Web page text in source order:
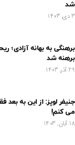
شد
3 دی, 1403
برهنگی به بهانه آزادی؛
برهنه شد
29 آذر, 1403
جنیفر لوپز: از این به بعد
می کنم!
18 آبان, 1403